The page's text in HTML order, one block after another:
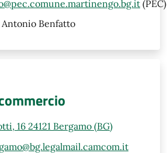
(PEC)
Antonio Benfatto
16 24121 Bergamo (BG)